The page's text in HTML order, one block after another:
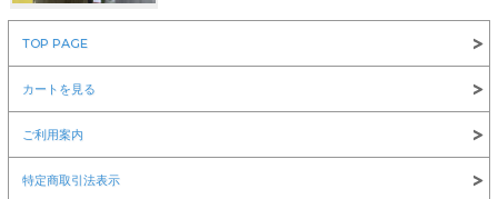
NEW ERA(ニューエラ)
TOP PAGE
カートを見る
ご利用案内
特定商取引法表示